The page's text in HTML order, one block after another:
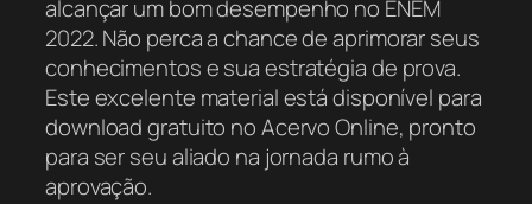
alcançar um bom desempenho no ENEM
2022. Não perca a chance de aprimorar seus
conhecimentos e sua estratégia de prova.
Este excelente material está disponível para
download gratuito no Acervo Online, pronto
para ser seu aliado na jornada rumo à
aprovação.